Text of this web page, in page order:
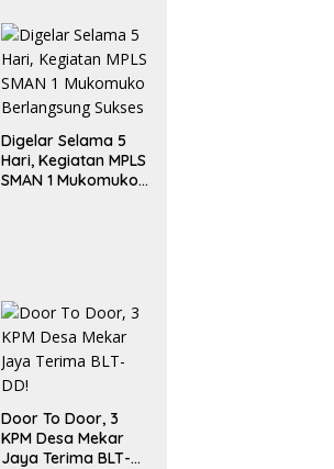
Digelar Selama 5
Hari, Kegiatan MPLS
SMAN 1 Mukomuko
Door To Door, 3
KPM Desa Mekar
Jaya Terima BLT-